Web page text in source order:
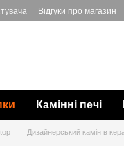
Відгуки про магазин
Камінні печі
Дизайнерський камін в